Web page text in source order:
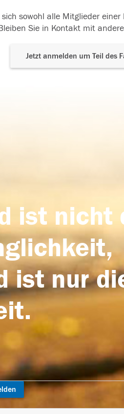
sowohl alle Mitglieder
Sie in Kontakt mit
Jetzt anmelden um Teil des
ist nicht
ist nur